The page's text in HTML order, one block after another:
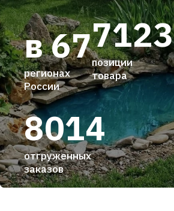
7123
позиции
товара
8014
отгруженных
заказов
в 67
регионах
России